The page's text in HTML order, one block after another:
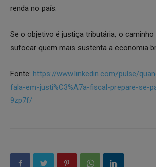
renda no país.
Se o objetivo é justiça tributária, o
sufocar quem mais sustenta a economia
Fonte: https://www.linkedin.com/pulse/
fala-em-justi%C3%A7a-fiscal-prepare-se-
9zp7f/